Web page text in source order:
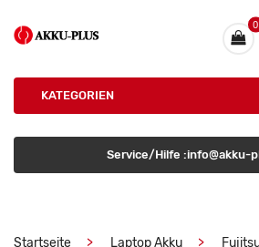
0
KATEGORIEN
Service/Hilfe :info@akku-
Startseite Laptop Akku